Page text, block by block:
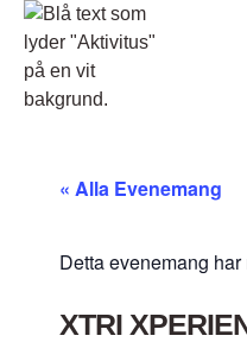
« Alla Evenemang
Detta evenemang har
XTRI